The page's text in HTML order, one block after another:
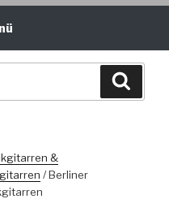
&
/ Berliner